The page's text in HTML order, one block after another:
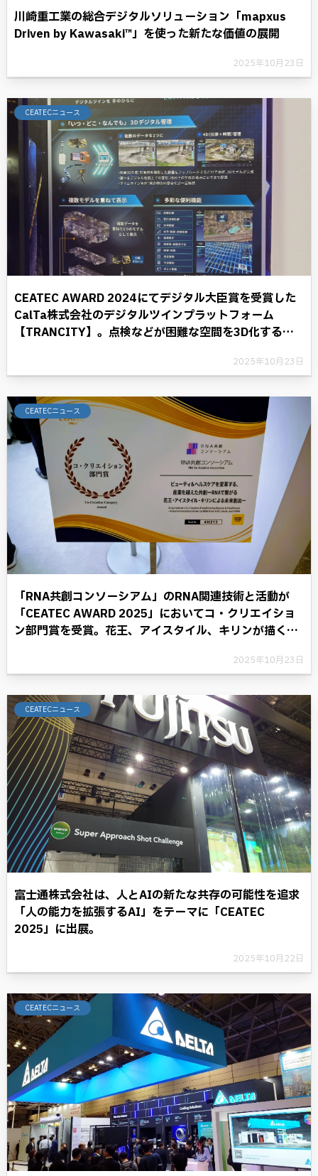
川崎重工業の総合デジタルソリューション「mapxus
Driven by Kawasaki™」を使った新たな価値の展開
2025年10月23日
CEATECニュース
CEATEC AWARD 2024にてデジタル大臣賞を受賞した
CalTa株式会社のデジタルツインプラットフォーム
【TRANCITY】。点検などが困難な空間を3D化するこ
2025年10月23日
CEATECニュース
「RNA共創コンソーシアム」のRNA関連技術と活動が
「CEATEC AWARD 2025」においてコ・クリエイショ
ン部門賞を受賞。花王、アイスタイル、キリンが描く
2025年10月23日
CEATECニュース
富士通株式会社は、人とAIの新たな共存の可能性を追求
「人の能力を拡張するAI」をテーマに「CEATEC
2025」に出展。
2025年10月22日
CEATECニュース